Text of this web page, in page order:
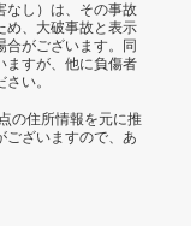
なし）は、その事故
め、大破事故と表示
合がございます。同
ますが、他に負傷者
い。
の住所情報を元に推
ございますので、あ